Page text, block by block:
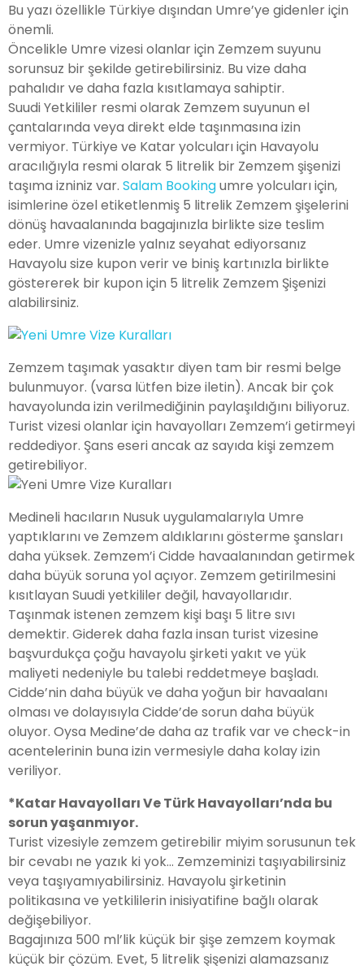
Bu yazı özellikle Türkiye dışından Umre’ye gidenler için
önemli.
Öncelikle Umre vizesi olanlar için Zemzem suyunu
sorunsuz bir şekilde getirebilirsiniz. Bu vize daha
pahalıdır ve daha fazla kısıtlamaya sahiptir.
Suudi Yetkililer resmi olarak Zemzem suyunun el
çantalarında veya direkt elde taşınmasına izin
vermiyor. Türkiye ve Katar yolcuları için Havayolu
aracılığıyla resmi olarak 5 litrelik bir Zemzem şişenizi
taşıma izniniz var. Salam Bookingumre yolcuları için,
isimlerine özel etiketlenmiş 5 litrelik Zemzem şişelerini
dönüş havaalanında bagajınızla birlikte size teslim
eder. Umre vizenizle yalnız seyahat ediyorsanız
Havayolu size kupon verir ve biniş kartınızla birlikte
göstererek bir kupon için 5 litrelik Zemzem Şişenizi
alabilirsiniz.
Zemzem taşımak yasaktır diyen tam bir resmi belge
bulunmuyor. (varsa lütfen bize iletin). Ancak bir çok
havayolunda izin verilmediğinin paylaşıldığını biliyoruz.
Turist vizesi olanlar için havayolları Zemzem’i getirmeyi
reddediyor. Şans eseri ancak az sayıda kişi zemzem
getirebiliyor.
Medineli hacıların Nusuk uygulamalarıyla Umre
yaptıklarını ve Zemzem aldıklarını gösterme şansları
daha yüksek. Zemzem’i Cidde havaalanından getirmek
daha büyük soruna yol açıyor. Zemzem getirilmesini
kısıtlayan Suudi yetkililer değil, havayollarıdır.
Taşınmak istenen zemzem kişi başı 5 litre sıvı
demektir. Giderek daha fazla insan turist vizesine
başvurdukça çoğu havayolu şirketi yakıt ve yük
maliyeti nedeniyle bu talebi reddetmeye başladı.
Cidde’nin daha büyük ve daha yoğun bir havaalanı
olması ve dolayısıyla Cidde’de sorun daha büyük
oluyor. Oysa Medine’de daha az trafik var ve check-in
acentelerinin buna izin vermesiyle daha kolay izin
veriliyor.
*Katar Havayolları Ve Türk Havayolları’nda bu
sorun yaşanmıyor.
Turist vizesiyle zemzem getirebilir miyim sorusunun tek
bir cevabı ne yazık ki yok… Zemzeminizi taşıyabilirsiniz
veya taşıyamıyabilirsiniz. Havayolu şirketinin
politikasına ve yetkililerin inisiyatifine bağlı olarak
değişebiliyor.
Bagajınıza 500 ml’lik küçük bir şişe zemzem koymak
küçük bir çözüm. Evet, 5 litrelik şişenizi alamazsanız